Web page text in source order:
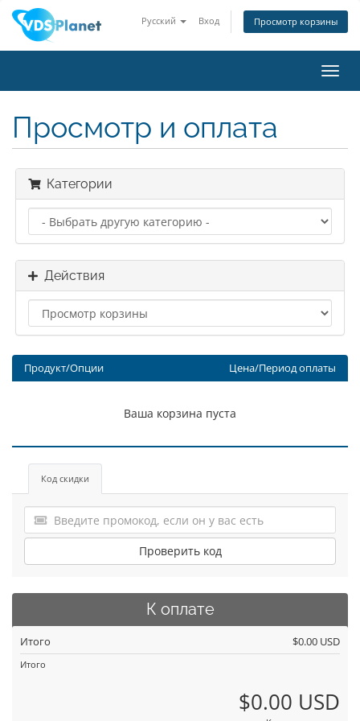
Русский Вход Просмотр корзины
Просмотр и оплата
Категории
Действия
Продукт/Опции Цена/Период оплаты
Ваша корзина пуста
Код скидки
Проверить код
К оплате
Итого $0.00 USD
Итого
$0.00 USD